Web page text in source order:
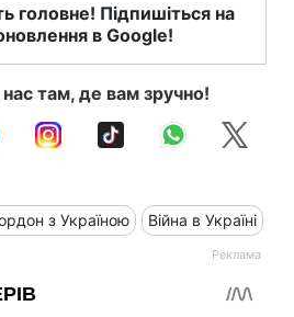
головне! Підпишіться на
в Google!
там, де вам зручно!
з Україною Війна в Україні